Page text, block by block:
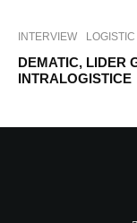
INTERVIEW LOGISTIC
DEMATIC, LIDER
INTRALOGISTICE